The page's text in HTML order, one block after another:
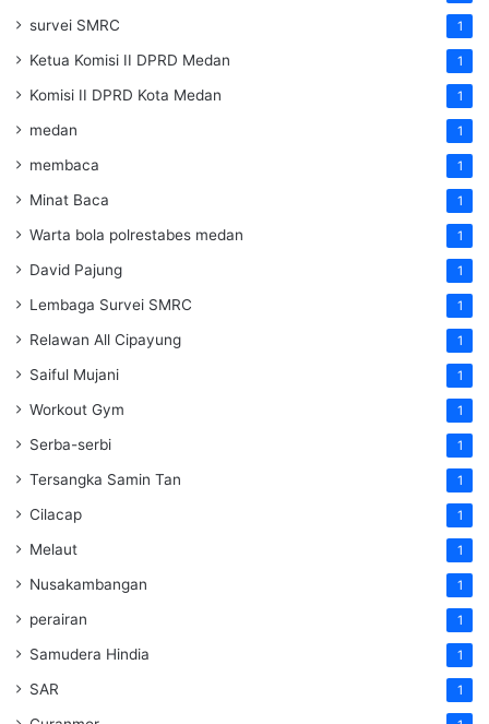
survei SMRC 1
Ketua Komisi II DPRD Medan 1
Komisi II DPRD Kota Medan 1
medan 1
membaca 1
Minat Baca 1
Warta bola polrestabes medan 1
David Pajung 1
Lembaga Survei SMRC 1
Relawan All Cipayung 1
Saiful Mujani 1
Workout Gym 1
Serba-serbi 1
Tersangka Samin Tan 1
Cilacap 1
Melaut 1
Nusakambangan 1
perairan 1
Samudera Hindia 1
SAR 1